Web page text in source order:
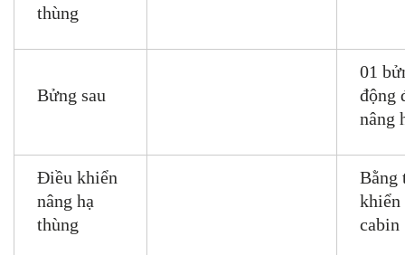
thùng
Bửng sau
01
động
nâng
Điều khiển
nâng hạ
thùng
Bằng
khiển
cabin